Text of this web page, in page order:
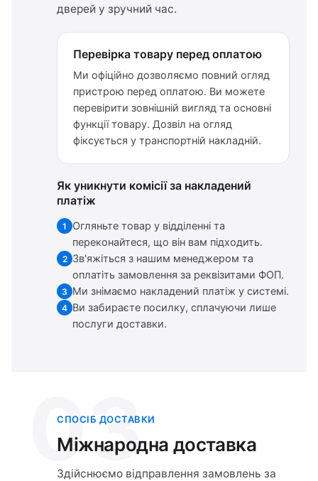
дверей у зручний час.
Перевірка товару перед оплатою
Ми офіційно дозволяємо повний огляд
пристрою перед оплатою. Ви можете
перевірити зовнішній вигляд та основні
функції товару. Дозвіл на огляд
фіксується у транспортній накладній.
Як уникнути комісії за накладений
платіж
1
Огляньте товар у відділенні та
переконайтеся, що він вам підходить.
2 Зв'яжіться з нашим менеджером та
оплатіть замовлення за реквізитами ФОП.
3 Ми знімаємо накладений платіж у системі.
4 Ви забираєте посилку, сплачуючи лише
послуги доставки.
03
СПОСІБ ДОСТАВКИ
Міжнародна доставка
Здійснюємо відправлення замовлень за